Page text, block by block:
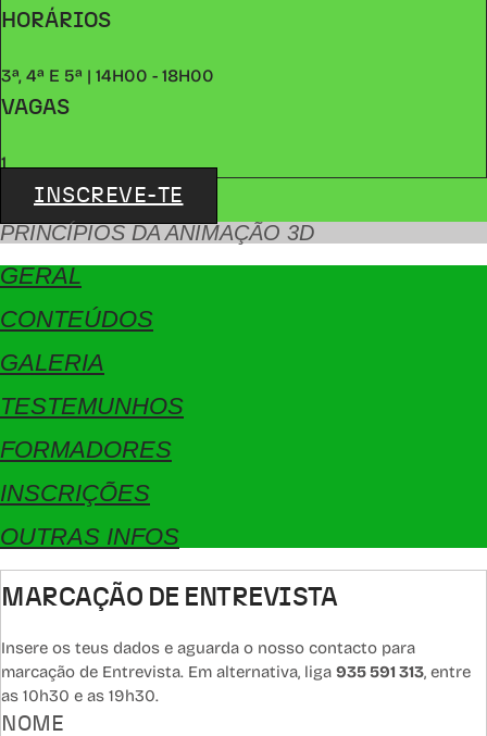
HORÁRIOS
3ª, 4ª E 5ª | 14H00 - 18H00
VAGAS
1
INSCREVE-TE
PRINCÍPIOS DA ANIMAÇÃO 3D
GERAL
CONTEÚDOS
GALERIA
TESTEMUNHOS
FORMADORES
INSCRIÇÕES
OUTRAS INFOS
MARCAÇÃO DE ENTREVISTA
Insere os teus dados e aguarda o nosso contacto para
marcação de Entrevista. Em alternativa, liga 935 591 313, entre
as 10h30 e as 19h30.
NOME